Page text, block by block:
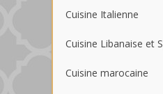
Cuisine Italienne
Cuisine Libanaise et
Cuisine marocaine